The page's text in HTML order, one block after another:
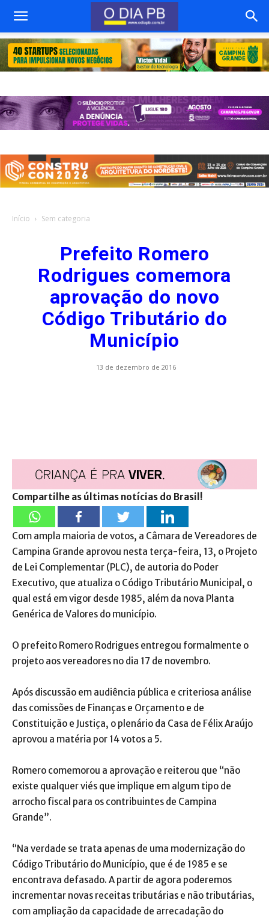
Início Sem categoria
Prefeito Romero
Rodrigues comemora
aprovação do novo
Código Tributário do
Município
13 de dezembro de 2016
Compartilhe as últimas notícias do Brasil!
Com ampla maioria de votos, a Câmara de Vereadores de
Campina Grande aprovou nesta terça-feira, 13, o Projeto
de Lei Complementar (PLC), de autoria do Poder
Executivo, que atualiza o Código Tributário Municipal, o
qual está em vigor desde 1985, além da nova Planta
Genérica de Valores do município.
O prefeito Romero Rodrigues entregou formalmente o
projeto aos vereadores no dia 17 de novembro.
Após discussão em audiência pública e criteriosa análise
das comissões de Finanças e Orçamento e de
Constituição e Justiça, o plenário da Casa de Félix Araújo
aprovou a matéria por 14 votos a 5.
Romero comemorou a aprovação e reiterou que “não
existe qualquer viés que implique em algum tipo de
arrocho fiscal para os contribuintes de Campina
Grande”.
“Na verdade se trata apenas de uma modernização do
Código Tributário do Município, que é de 1985 e se
encontrava defasado. A partir de agora poderemos
incrementar novas receitas tributárias e não tributárias,
com ampliação da capacidade de arrecadação do